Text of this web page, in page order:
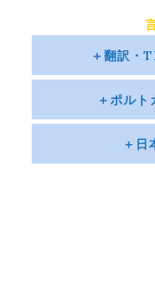
＋翻訳・
＋ポル
＋日